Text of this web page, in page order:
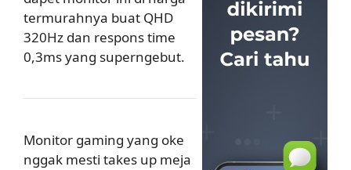
termurahnya buat QHD
320Hz dan respons time
0,3ms yang superngebut.
Monitor gaming yang oke
nggak mesti takes up meja